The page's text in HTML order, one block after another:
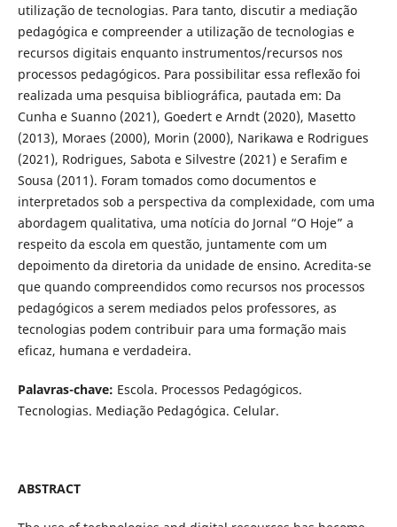
utilização de tecnologias. Para tanto, discutir a mediação
pedagógica e compreender a utilização de tecnologias e
recursos digitais enquanto instrumentos/recursos nos
processos pedagógicos. Para possibilitar essa reflexão foi
realizada uma pesquisa bibliográfica, pautada em: Da
Cunha e Suanno (2021), Goedert e Arndt (2020), Masetto
(2013), Moraes (2000), Morin (2000), Narikawa e Rodrigues
(2021), Rodrigues, Sabota e Silvestre (2021) e Serafim e
Sousa (2011). Foram tomados como documentos e
interpretados sob a perspectiva da complexidade, com uma
abordagem qualitativa, uma notícia do Jornal “O Hoje” a
respeito da escola em questão, juntamente com um
depoimento da diretoria da unidade de ensino. Acredita-se
que quando compreendidos como recursos nos processos
pedagógicos a serem mediados pelos professores, as
tecnologias podem contribuir para uma formação mais
eficaz, humana e verdadeira.
Palavras-chave: Escola. Processos Pedagógicos.
Tecnologias. Mediação Pedagógica. Celular.
ABSTRACT